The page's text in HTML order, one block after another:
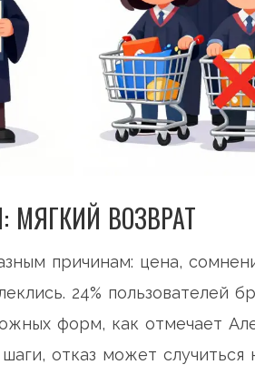
МЯГКИЙ ВОЗВРАТ
причинам: цена,
24% пользователей
форм, как отмечает
отказ может случиться